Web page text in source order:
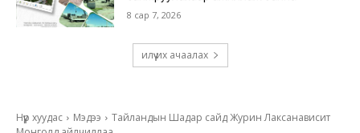
8 сар 7, 2026
илүү их ачаалах